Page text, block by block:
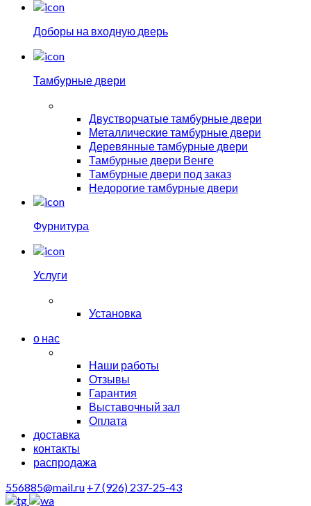
Доборы на входную дверь
Тамбурные двери
Двустворчатые тамбурные двери
Металлические тамбурные двери
Деревянные тамбурные двери
Тамбурные двери Венге
Тамбурные двери под заказ
Недорогие тамбурные двери
Фурнитура
Услуги
Установка
о нас
Наши работы
Отзывы
Гарантия
Выставочный зал
Оплата
доставка
контакты
распродажа
556885@mail.ru +7 (926) 237-25-43